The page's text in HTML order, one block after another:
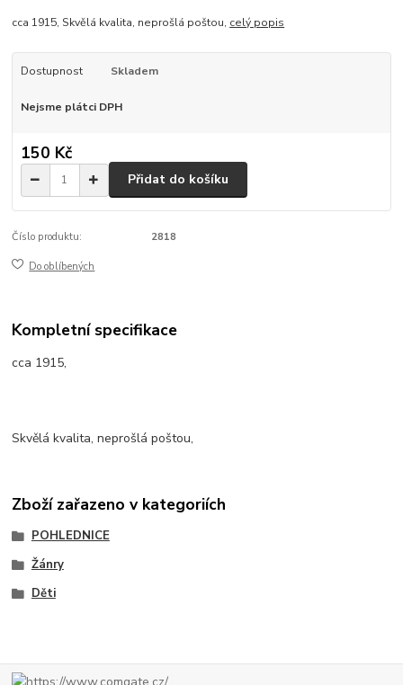
cca 1915, Skvělá kvalita, neprošlá poštou, celý popis
Dostupnost Skladem
Nejsme plátci DPH
150 Kč
Přidat do košíku
Číslo produktu: 2818
Do oblíbených
Kompletní specifikace
cca 1915,
Skvělá kvalita, neprošlá poštou,
Zboží zařazeno v kategoriích
POHLEDNICE
Žánry
Děti